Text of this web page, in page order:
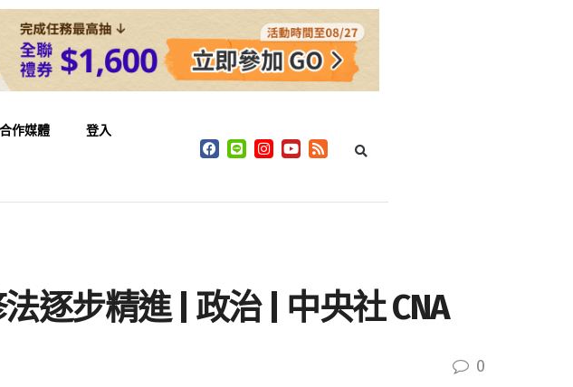
合作媒體 登入
步精進 | 政治 | 中央社 CNA
0